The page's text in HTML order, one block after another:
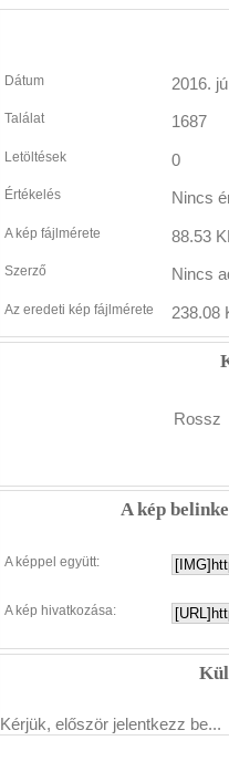
Dátum 2016.
Találat 1687
Letöltések 0
Értékelés Nincs
A kép fájlmérete 88.53
Szerző Nincs
Az eredeti kép fájlmérete 238.08
Rossz
A kép
A képpel együtt:
A kép hivatkozása:
Kérjük, először jelentkezz be...